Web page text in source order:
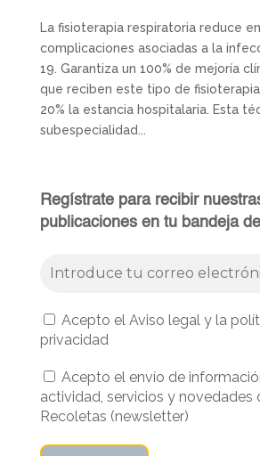
La fisioterapia respiratoria reduce
complicaciones asociadas a la
19. Garantiza un 100% de mejoría
que reciben este tipo de
20% la estancia hospitalaria. Esta
subespecialidad...
Regístrate para recibir
publicaciones en tu bandeja
Acepto el Aviso legal y la política de
privacidad
Acepto el envío de
actividad, servicios y novedades
Recoletas (newsletter)